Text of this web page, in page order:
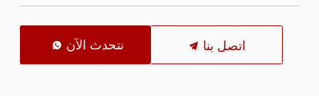
اتصل بنا نتحدث الآن 